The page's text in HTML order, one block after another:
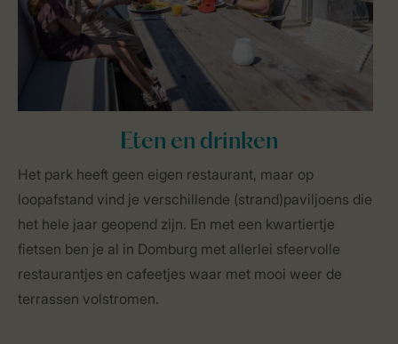
Eten en drinken
Het park heeft geen eigen restaurant, maar op
loopafstand vind je verschillende (strand)paviljoens die
het hele jaar geopend zijn. En met een kwartiertje
fietsen ben je al in Domburg met allerlei sfeervolle
restaurantjes en cafeetjes waar met mooi weer de
terrassen volstromen.